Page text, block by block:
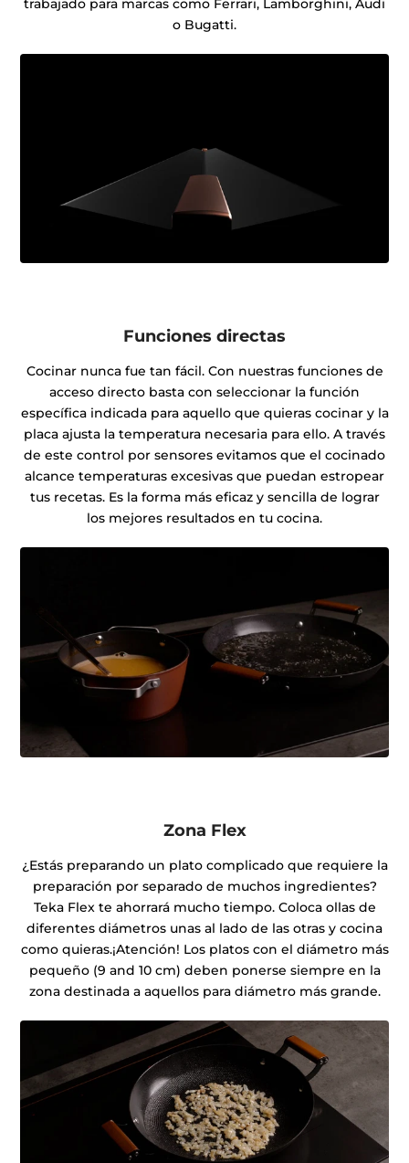
trabajado para marcas como Ferrari, Lamborghini, Audi
o Bugatti.
Funciones directas
Cocinar nunca fue tan fácil. Con nuestras funciones de
acceso directo basta con seleccionar la función
específica indicada para aquello que quieras cocinar y la
placa ajusta la temperatura necesaria para ello. A través
de este control por sensores evitamos que el cocinado
alcance temperaturas excesivas que puedan estropear
tus recetas. Es la forma más eficaz y sencilla de lograr
los mejores resultados en tu cocina.
Zona Flex
¿Estás preparando un plato complicado que requiere la
preparación por separado de muchos ingredientes?
Teka Flex te ahorrará mucho tiempo. Coloca ollas de
diferentes diámetros unas al lado de las otras y cocina
como quieras.¡Atención! Los platos con el diámetro más
pequeño (9 and 10 cm) deben ponerse siempre en la
zona destinada a aquellos para diámetro más grande.